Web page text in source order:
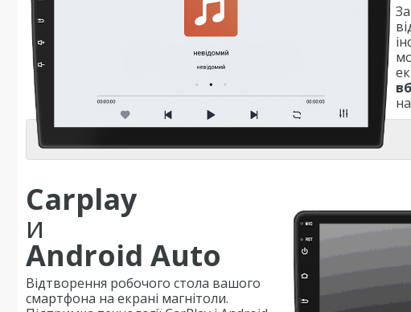
Carplay
и
Android Auto
Відтворення робочого стола вашого
смартфона на екрані магнітоли.